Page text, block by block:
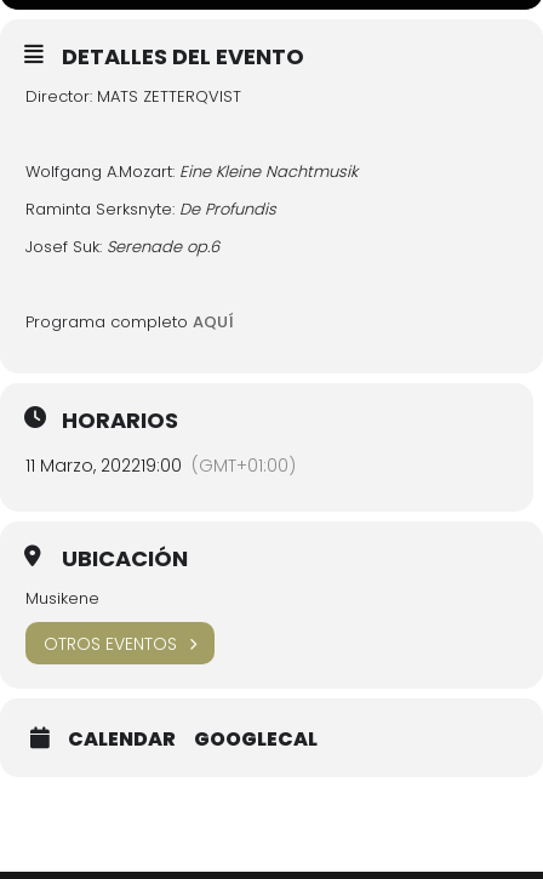
DETALLES DEL EVENTO
Director: MATS ZETTERQVIST
Wolfgang A.Mozart: Eine Kleine Nachtmusik
Raminta Serksnyte: De Profundis
Josef Suk: Serenade op.6
Programa completo AQUÍ
HORARIOS
11 Marzo, 202219:00 (GMT+01:00)
UBICACIÓN
Musikene
OTROS EVENTOS
CALENDAR GOOGLECAL